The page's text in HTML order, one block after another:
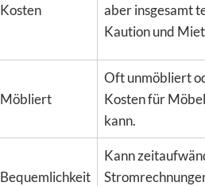
Kosten
aber insgesamt
Kaution und
Möbliert
Oft unmöbliert
Kosten für
kann.
Bequemlichkeit
Kann